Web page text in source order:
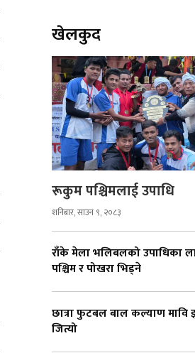
खेलकुद
रूकुम पश्चिमलाई उपाधि
शनिबार, साउन ९, २०८३
राँके मेला भलिबलको उपाधिका
पश्चिम र पोखरा भिड्ने
छात्रा फुटबल बाल कल्याण
जित्यो